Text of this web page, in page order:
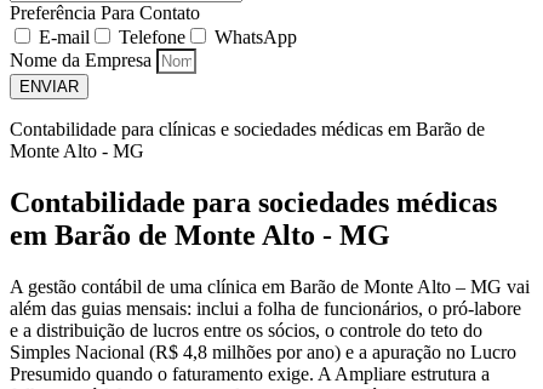
Preferência Para Contato
E-mail
Telefone
WhatsApp
Nome da Empresa
ENVIAR
Contabilidade para clínicas e sociedades médicas em Barão de
Monte Alto - MG
Contabilidade para sociedades médicas
em Barão de Monte Alto - MG
A gestão contábil de uma clínica em Barão de Monte Alto – MG vai
além das guias mensais: inclui a folha de funcionários, o pró-labore
e a distribuição de lucros entre os sócios, o controle do teto do
Simples Nacional (R$ 4,8 milhões por ano) e a apuração no Lucro
Presumido quando o faturamento exige. A Ampliare estrutura a